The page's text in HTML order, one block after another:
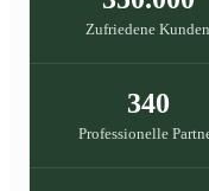
Zufriedene Kunden
340
Professionelle